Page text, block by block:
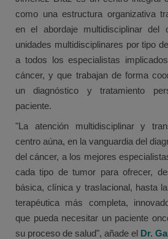
como una estructura organizativa
en el abordaje multidisciplinar del
unidades multidisciplinares por tipo
a todos los especialistas
cáncer, y que trabajan de forma
un diagnóstico y tratamiento
paciente.
"La atención multidisciplinar y
centro aúna, en la vanguardia del
del cáncer, a los mejores
cada tipo de tumor para ofrecer,
básica, clínica y traslacional, hasta
terapéutica más completa,
que pueda necesitar un paciente
su proceso de salud", añade el Dr.